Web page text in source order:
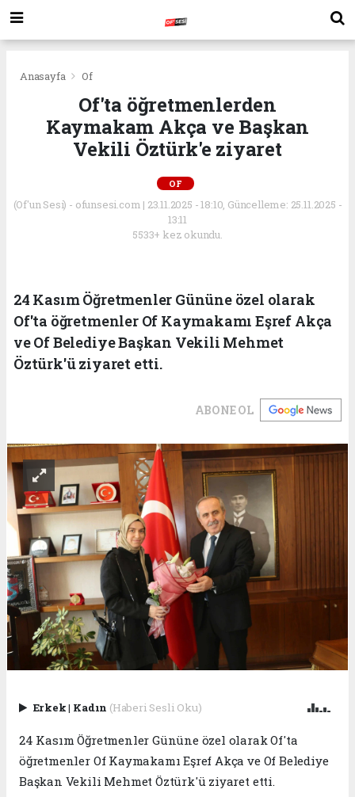
Anasayfa Of
Of'ta öğretmenlerden
Kaymakam Akça ve Başkan
Vekili Öztürk'e ziyaret
OF
(Of'un Sesi) - ofunsesi.com | 23.11.2025 - 18:10, Güncelleme: 25.11.2025 -
13:11
5533+ kez okundu.
24 Kasım Öğretmenler Gününe özel olarak
Of'ta öğretmenler Of Kaymakamı Eşref Akça
ve Of Belediye Başkan Vekili Mehmet
Öztürk'ü ziyaret etti.
ABONE OL
Erkek| Kadın (Haberi Sesli Oku)
24 Kasım Öğretmenler Gününe özel olarak Of'ta
öğretmenler Of Kaymakamı Eşref Akça ve Of Belediye
Başkan Vekili Mehmet Öztürk'ü ziyaret etti.